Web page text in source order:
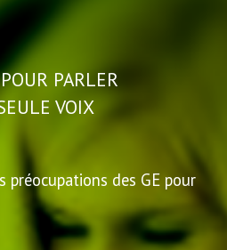
PARLER
VOIX
préocupations des GE pour